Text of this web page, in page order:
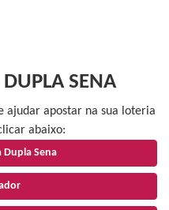
SENA
ajudar apostar na sua loteria
abaixo:
Dupla Sena